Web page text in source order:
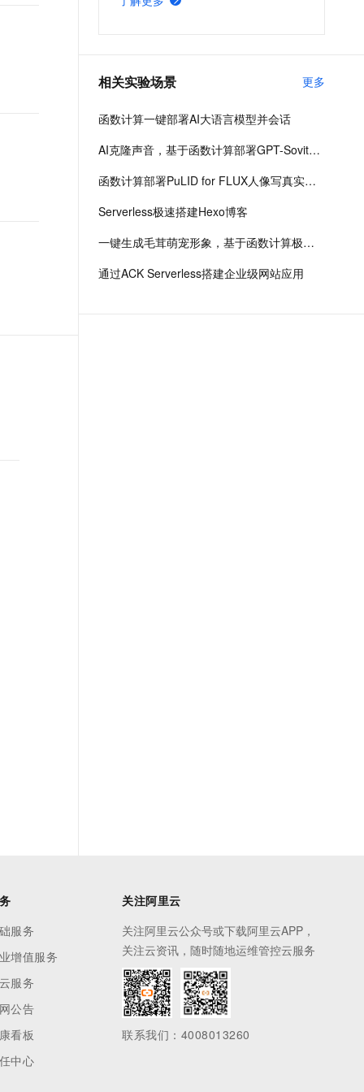
开发者与中小团队以极小人力完成全
相关实验场景 更多
函数计算一键部署AI大语言模型并会话
AI克隆声音，基于函数计算部署GPT-Sovits语音生成模型
函数计算部署PuLID for FLUX人像写真实现智能换颜效果
Serverless极速搭建Hexo博客
一键生成毛茸萌宠形象，基于函数计算极速部署ComfyUI生图系统
通过ACK Serverless搭建企业级网站应用
服务
增值服务
服务
公告
看板
中心
关注阿里云
关注阿里云公众号或下载阿里云APP，
关注云资讯，随时随地运维管控云服务
联系我们：4008013260